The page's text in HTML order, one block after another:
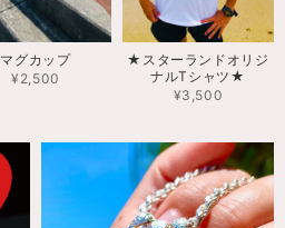
マグカップ
¥2,500
★スターランドオリジ
ナルTシャツ★
¥3,500